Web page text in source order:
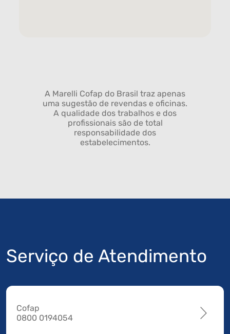
A Marelli Cofap do Brasil traz apenas
uma sugestão de revendas e oficinas.
A qualidade dos trabalhos e dos
profissionais são de total
responsabilidade dos
estabelecimentos.
Serviço de Atendimento
Cofap
0800 0194054